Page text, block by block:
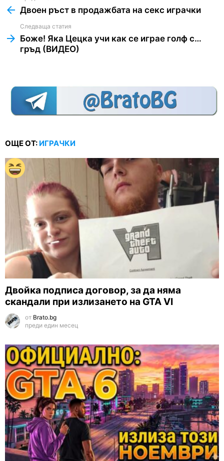
moreДвоен ръст в продажбата на секс играчки
Следваща статия
Боже! Яка Цецка учи как се играе голф с…
гръд (ВИДЕО)
ОЩЕ ОТ: ИГРАЧКИ
Двойка подписа договор, за да няма
скандали при излизането на GTA VI
от Brato.bg
преди един месец